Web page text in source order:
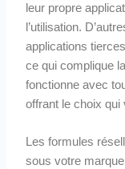
leur propre
l’utilisation.
applications
ce qui complique
fonctionne avec
offrant le choix qui
Les formules
sous votre